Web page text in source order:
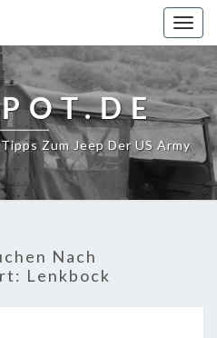
Zum Jeep Der US Army
Nach
Lenkbock